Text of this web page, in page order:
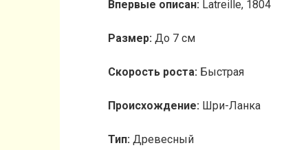
Впервые описан: Latreille, 1804
Размер: До 7 см
Скорость роста: Быстрая
Происхождение: Шри-Ланка
Тип: Древесный